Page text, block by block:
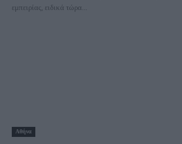
εμπειρίας, ειδικά τώρα...
Αθήνα